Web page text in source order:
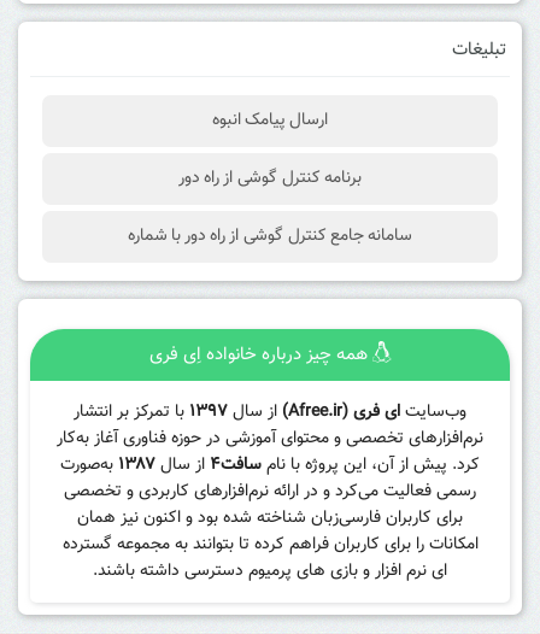
تبلیغات
ارسال پیامک انبوه
برنامه کنترل گوشی از راه دور
سامانه جامع کنترل گوشی از راه دور با شماره
همه چیز درباره خانواده اِی فری
وب‌سایتای فری (Afree.ir) از سال۱۳۹۷ با تمرکز بر انتشار
نرم‌افزارهای تخصصی و محتوای آموزشی در حوزه فناوری آغاز به‌کار
کرد. پیش از آن، این پروژه با نامسافت۴ از سال۱۳۸۷ به‌صورت
رسمی فعالیت می‌کرد و در ارائه نرم‌افزارهای کاربردی و تخصصی
برای کاربران فارسی‌زبان شناخته شده بود و اکنون نیز همان
امکانات را برای کاربران فراهم کرده تا بتوانند به مجموعه گسترده
ای نرم افزار و بازی های پرمیوم دسترسی داشته باشند.